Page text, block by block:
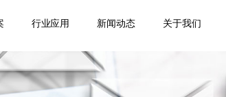
器跟踪系统
缝跟踪系
传感器
传感器
传感器
系统
系统
系统
系统
设备
行业应用 新闻动态
企业新闻
行业动态
关于我们